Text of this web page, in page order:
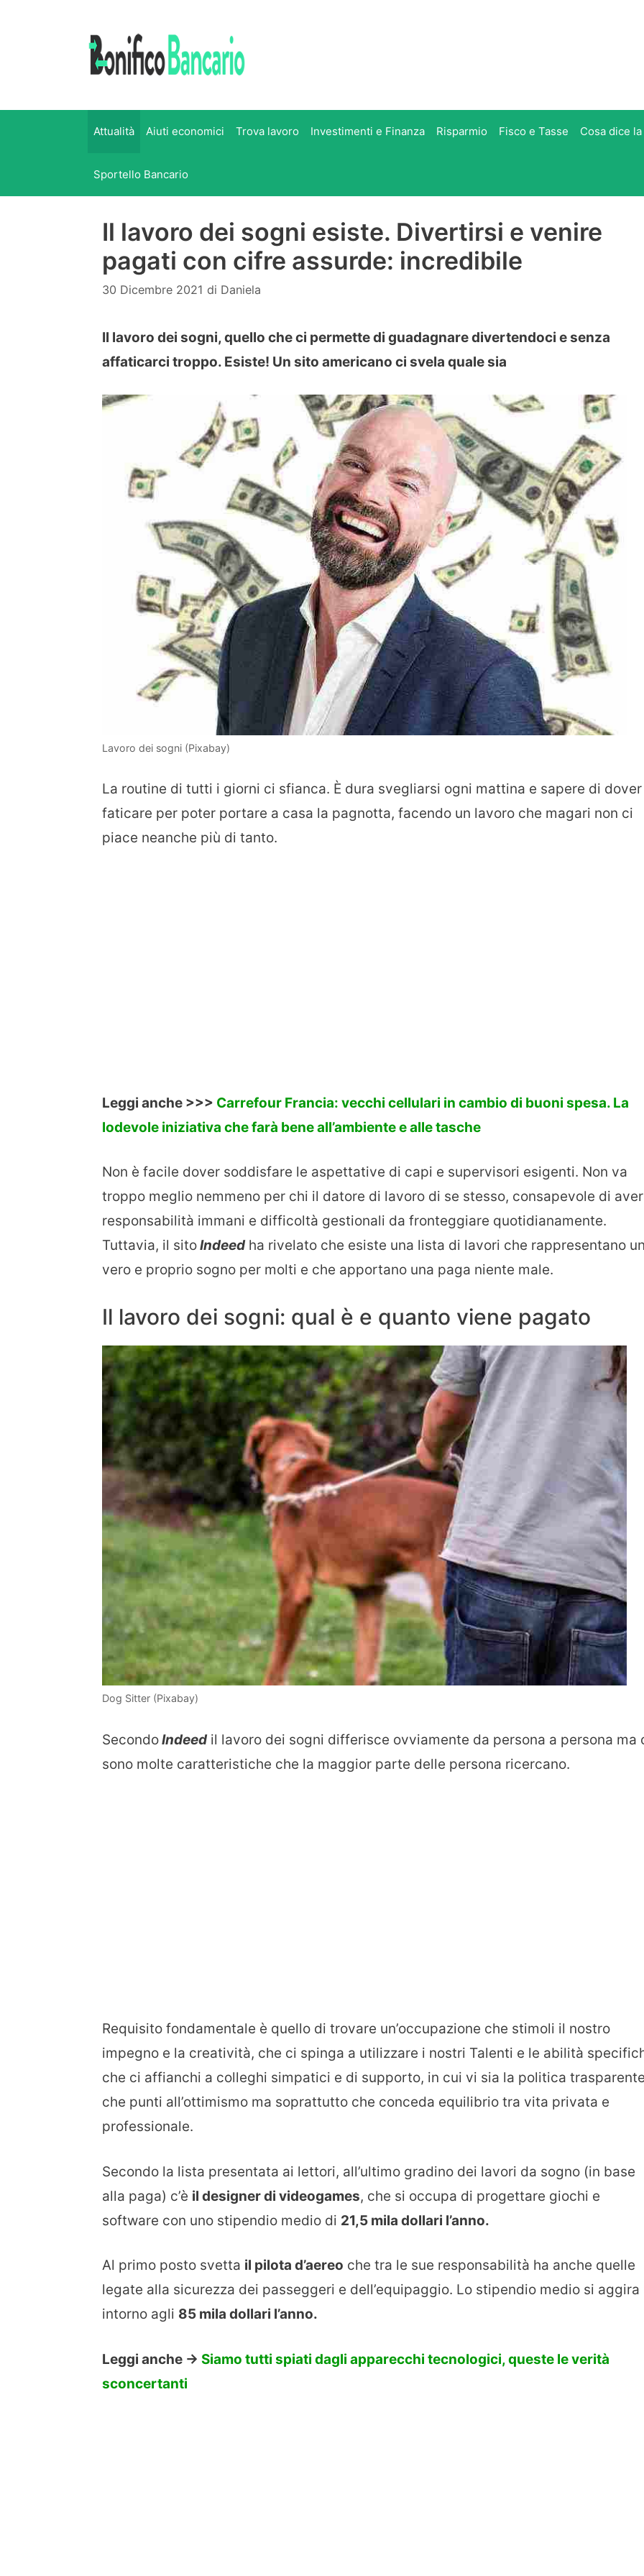
Attualità Aiuti economici Trova lavoro Investimenti e Finanza Risparmio Fisco e Tasse Cosa dice
Sportello Bancario
Il lavoro dei sogni esiste. Divertirsi e venire
pagati con cifre assurde: incredibile
30 Dicembre 2021 di Daniela
Il lavoro dei sogni, quello che ci permette di guadagnare divertendoci e senza
affaticarci troppo. Esiste! Un sito americano ci svela quale sia
Lavoro dei sogni (Pixabay)
La routine di tutti i giorni ci sfianca. È dura svegliarsi ogni mattina e sapere di dover
faticare per poter portare a casa la pagnotta, facendo un lavoro che magari non ci
piace neanche più di tanto.
Leggi anche >>> Carrefour Francia: vecchi cellulari in cambio di buoni spesa. La
lodevole iniziativa che farà bene all’ambiente e alle tasche
Non è facile dover soddisfare le aspettative di capi e supervisori esigenti. Non va
troppo meglio nemmeno per chi il datore di lavoro di se stesso, consapevole di
responsabilità immani e difficoltà gestionali da fronteggiare quotidianamente.
Tuttavia, il sitoIndeedha rivelato che esiste una lista di lavori che rappresentano
vero e proprio sogno per molti e che apportano una paga niente male.
Il lavoro dei sogni: qual è e quanto viene pagato
Dog Sitter (Pixabay)
SecondoIndeedil lavoro dei sogni differisce ovviamente da persona a persona ma
sono molte caratteristiche che la maggior parte delle persona ricercano.
Requisito fondamentale è quello di trovare un’occupazione che stimoli il nostro
impegno e la creatività, che ci spinga a utilizzare i nostri Talenti e le abilità
che ci affianchi a colleghi simpatici e di supporto, in cui vi sia la politica
che punti all’ottimismo ma soprattutto che conceda equilibrio tra vita privata e
professionale.
Secondo la lista presentata ai lettori, all’ultimo gradino dei lavori da sogno (in base
alla paga) c’è il designer di videogames, che si occupa di progettare giochi e
software con uno stipendio medio di 21,5 mila dollari l’anno.
Al primo posto svetta il pilota d’aereo che tra le sue responsabilità ha anche quelle
legate alla sicurezza dei passeggeri e dell’equipaggio. Lo stipendio medio si aggira
intorno agli 85 mila dollari l’anno.
Leggi anche -> Siamo tutti spiati dagli apparecchi tecnologici, queste le verità
sconcertanti